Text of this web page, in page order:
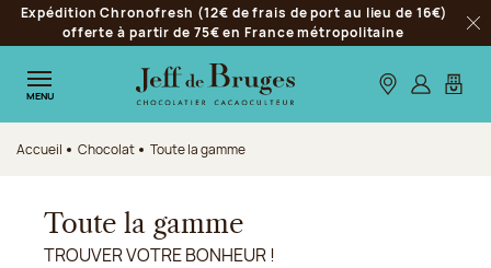
Aller à la navigation
Aller au contenu principal
Aller au pied de page
Expédition Chronofresh (12€ de frais de port au lieu de 16€)
offerte à partir de 75€ en France métropolitaine
MENU Nos boutiques
S’identifier
Mon
Accueil Chocolat Toute la gamme
Toute la gamme
TROUVER VOTRE BONHEUR !